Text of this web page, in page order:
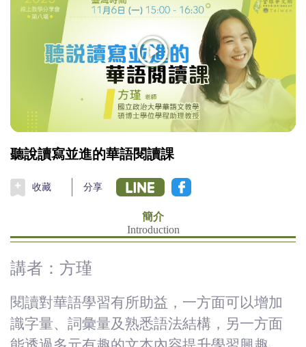
民
灣)
僑
務
員
會
聽說讀寫並進的華語閱讀課
收藏 分享
簡介
Introduction
講者：方瑾
閱讀對華語學習有所助益，一方面可以增加
識字量、詞彙量及熟悉語法結構，另一方面